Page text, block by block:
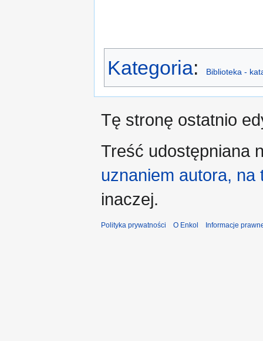
Kategoria: Biblioteka -
Tę stronę ostatnio
Treść udostępniana
uznaniem autora,
inaczej.
Polityka prywatności O Enkol Informacje